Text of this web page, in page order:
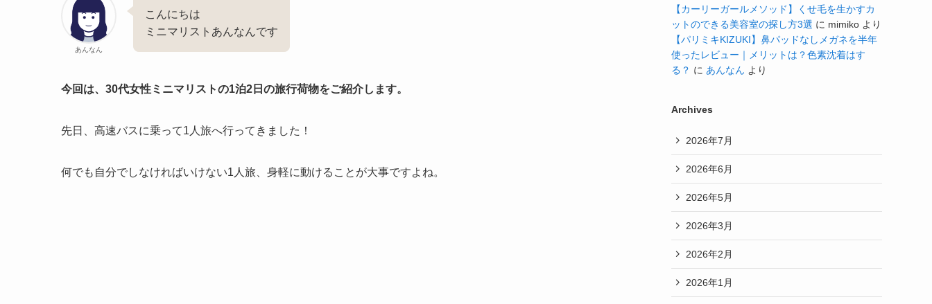
あんなん
こんにちは
ミニマリストあんなんです
今回は、30代女性ミニマリストの1泊2日の旅行荷物をご紹介します。
先日、高速バスに乗って1人旅へ行ってきました！
何でも自分でしなければいけない1人旅、身軽に動けることが大事ですよね。
【カーリーガールメソッド】くせ毛を生かすカ
ットのできる美容室の探し方3選 に mimiko より
【パリミキKIZUKI】鼻パッドなしメガネを半年
使ったレビュー｜メリットは？色素沈着はす
る？ に あんなん より
Archives
2026年7月
2026年6月
2026年5月
2026年3月
2026年2月
2026年1月